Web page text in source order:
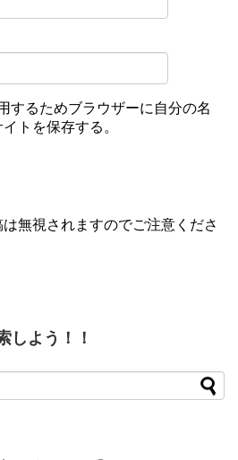
するためブラウザーに自分の名
トを保存する。
無視されますのでご注意くださ
しよう！！